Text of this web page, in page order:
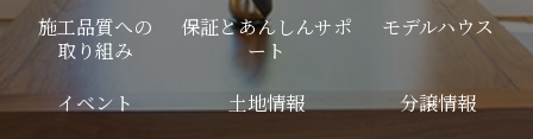
施工品質への
取り組み
保証とあんしんサポ
ート
モデルハウス
イベント 土地情報
分譲情報